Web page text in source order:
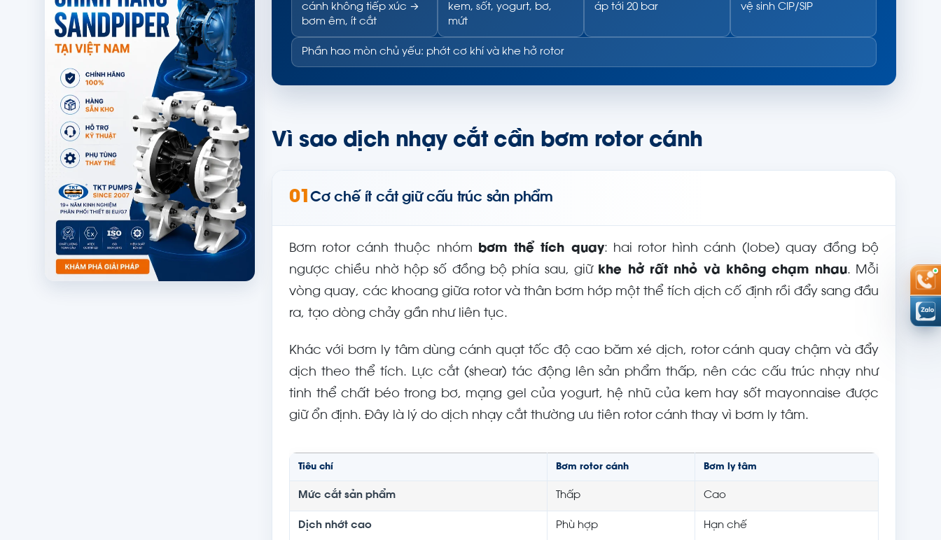
cánh không tiếp xúc →
bơm êm, ít cắt
kem, sốt, yogurt, bơ,
mứt
áp tới 20 bar
vệ sinh CIP/SIP
Phần hao mòn chủ yếu: phớt cơ khí và khe hở rotor
Vì sao dịch nhạy cắt cần bơm rotor cánh
01 Cơ chế ít cắt giữ cấu trúc sản phẩm
Bơm rotor cánh thuộc nhóm bơm thể tích quay: hai rotor hình cánh (lobe) quay đồng bộ
ngược chiều nhờ hộp số đồng bộ phía sau, giữ khe hở rất nhỏ và không chạm nhau. Mỗi
vòng quay, các khoang giữa rotor và thân bơm hớp một thể tích dịch cố định rồi đẩy sang đầu
ra, tạo dòng chảy gần như liên tục.
Khác với bơm ly tâm dùng cánh quạt tốc độ cao băm xé dịch, rotor cánh quay chậm và đẩy
dịch theo thể tích. Lực cắt (shear) tác động lên sản phẩm thấp, nên các cấu trúc nhạy như
tinh thể chất béo trong bơ, mạng gel của yogurt, hệ nhũ của kem hay sốt mayonnaise được
giữ ổn định. Đây là lý do dịch nhạy cắt thường ưu tiên rotor cánh thay vì bơm ly tâm.
Tiêu chí Bơm rotor cánh Bơm ly tâm
Mức cắt sản phẩm Thấp Cao
Dịch nhớt cao Phù hợp Hạn chế